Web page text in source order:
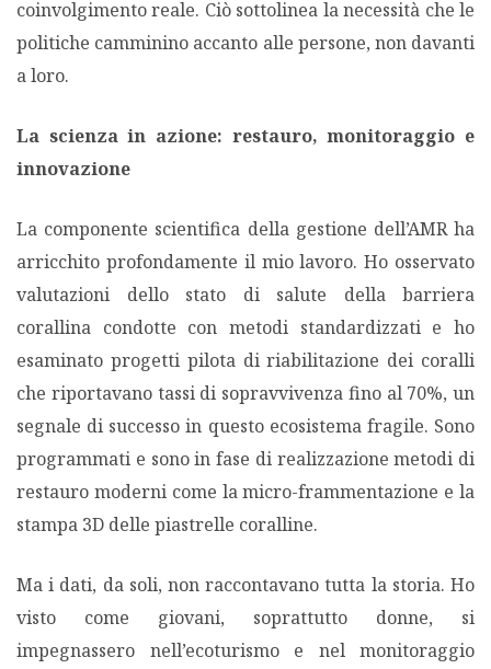
coinvolgimento reale. Ciò sottolinea la necessità che le
politiche camminino accanto alle persone, non davanti
a loro.
La scienza in azione: restauro, monitoraggio e
innovazione
La componente scientifica della gestione dell’AMR ha
arricchito profondamente il mio lavoro. Ho osservato
valutazioni dello stato di salute della barriera
corallina condotte con metodi standardizzati e ho
esaminato progetti pilota di riabilitazione dei coralli
che riportavano tassi di sopravvivenza fino al 70%, un
segnale di successo in questo ecosistema fragile. Sono
programmati e sono in fase di realizzazione metodi di
restauro moderni come la micro-frammentazione e la
stampa 3D delle piastrelle coralline.
Ma i dati, da soli, non raccontavano tutta la storia. Ho
visto come giovani, soprattutto donne, si
impegnassero nell’ecoturismo e nel monitoraggio